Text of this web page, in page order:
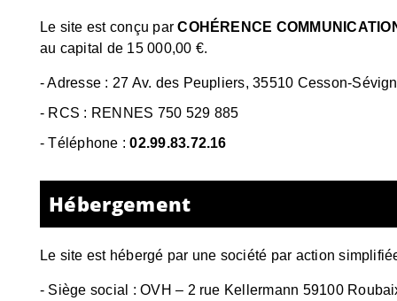
Le site est conçu parCOHÉRENCE
au capital de 15 000,00 €.
-Adresse : 27 Av. des Peupliers, 35510 Cesson-
- RCS : RENNES 750 529 885
- Téléphone :02.99.83.72.16
Hébergement
Le site est hébergé par une société par action
- Siège social : OVH – 2 rue Kellermann 59100